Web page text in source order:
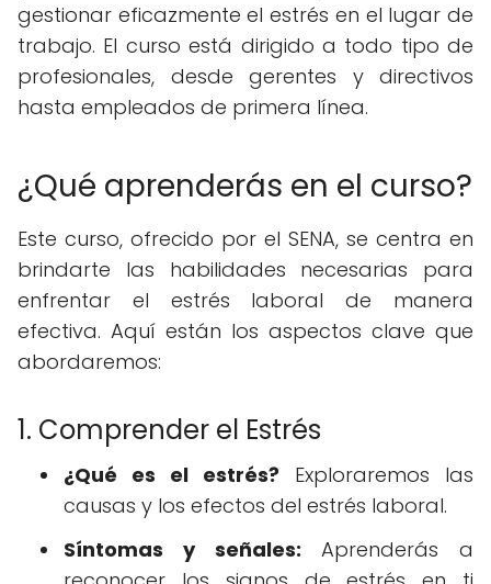
gestionar eficazmente el estrés en el lugar de
trabajo. El curso está dirigido a todo tipo de
profesionales, desde gerentes y directivos
hasta empleados de primera línea.
¿Qué aprenderás en el curso?
Este curso, ofrecido por el SENA, se centra en
brindarte las habilidades necesarias para
enfrentar el estrés laboral de manera
efectiva. Aquí están los aspectos clave que
abordaremos:
1. Comprender el Estrés
¿Qué es el estrés? Exploraremos las
causas y los efectos del estrés laboral.
Síntomas y señales: Aprenderás a